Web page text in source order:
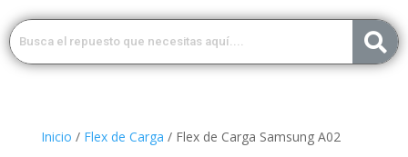
Inicio / Flex de Carga / Flex de Carga Samsung A02